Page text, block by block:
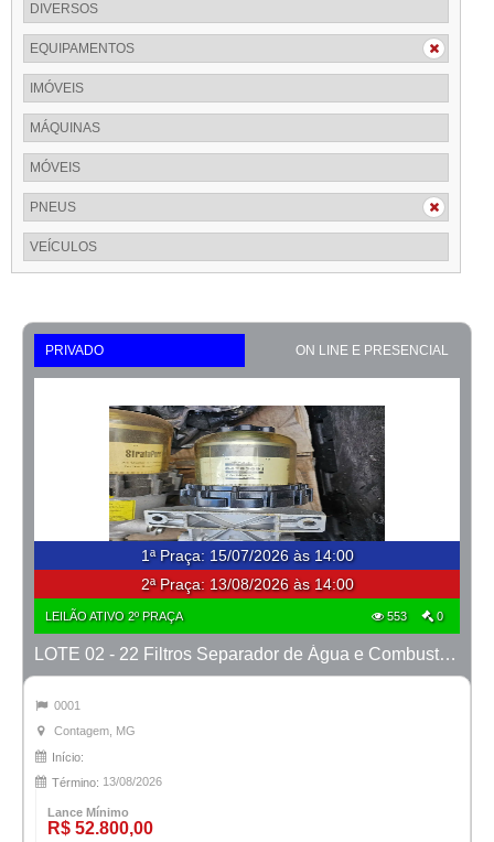
DIVERSOS
EQUIPAMENTOS
IMÓVEIS
MÁQUINAS
MÓVEIS
PNEUS
VEÍCULOS
PRIVADO ON LINE E PRESENCIAL
1ª Praça: 15/07/2026 às 14:00
2ª Praça: 13/08/2026 às 14:00
LEILÃO ATIVO 2º PRAÇA 553 0
LOTE 02 - 22 Filtros Separador de Água e Combustível CNHi com Suporte Original + 4 Filtros Hidráulicos Case + Filtro de AR CNHi
0001
Contagem, MG
Início:
Término: 13/08/2026
Lance Mínimo
R$ 52.800,00